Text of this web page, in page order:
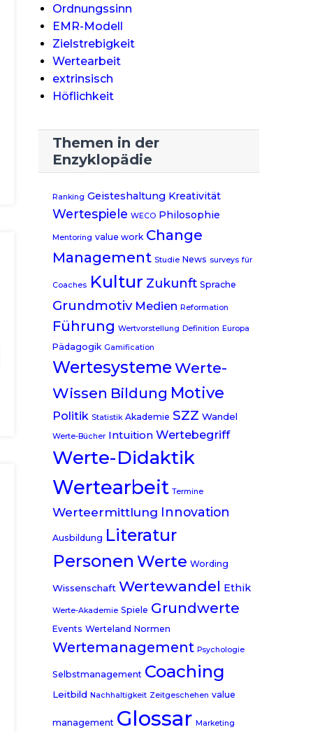
Ordnungssinn
EMR-Modell
Zielstrebigkeit
Wertearbeit
extrinsisch
Höflichkeit
Themen in der
Enzyklopädie
Ranking Geisteshaltung Kreativität
Wertespiele WECO Philosophie
Mentoring value work Change
Management Studie News surveys für
Coaches Kultur Zukunft Sprache
Grundmotiv Medien Reformation
Führung Wertvorstellung Definition Europa
Pädagogik Gamification
WertesystemeWerte-
Wissen Bildung Motive
Politik Statistik Akademie SZZ Wandel
Werte-Bücher Intuition Wertebegriff
Werte-Didaktik
Wertearbeit Termine
Werteermittlung Innovation
Ausbildung Literatur
Personen Werte Wording
Wissenschaft Wertewandel Ethik
Werte-Akademie Spiele Grundwerte
Events Werteland Normen
Wertemanagement Psychologie
Selbstmanagement Coaching
Leitbild Nachhaltigkeit Zeitgeschehen value
management Glossar Marketing